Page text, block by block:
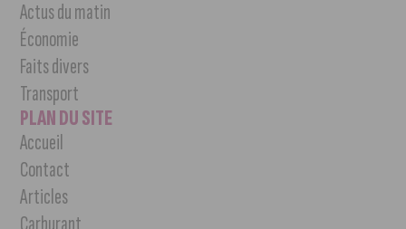
Actus du matin
Économie
Faits divers
Transport
PLAN DU SITE
Accueil
Contact
Articles